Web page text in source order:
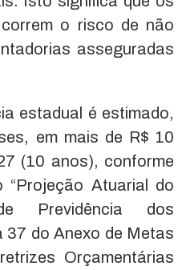
o risco de não
asseguradas
estadual é estimado,
em mais de R$ 10
(10 anos), conforme
“Projeção Atuarial do
Previdência dos
37 do Anexo de Metas
Orçamentárias